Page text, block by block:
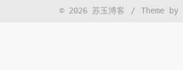
© 2026 苏玉博客 / Theme by